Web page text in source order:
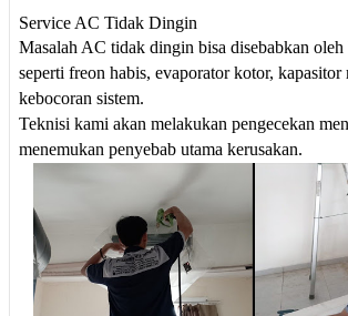
Service AC Tidak Dingin
Masalah AC tidak dingin bisa disebabkan
seperti freon habis, evaporator kotor, kapasitor
kebocoran sistem.
Teknisi kami akan melakukan pengecekan
menemukan penyebab utama kerusakan.